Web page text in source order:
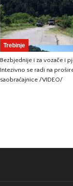
Trebinje
Bezbjednije i za vozače i
Intezivno se radi na
saobraćajnice /VIDEO/